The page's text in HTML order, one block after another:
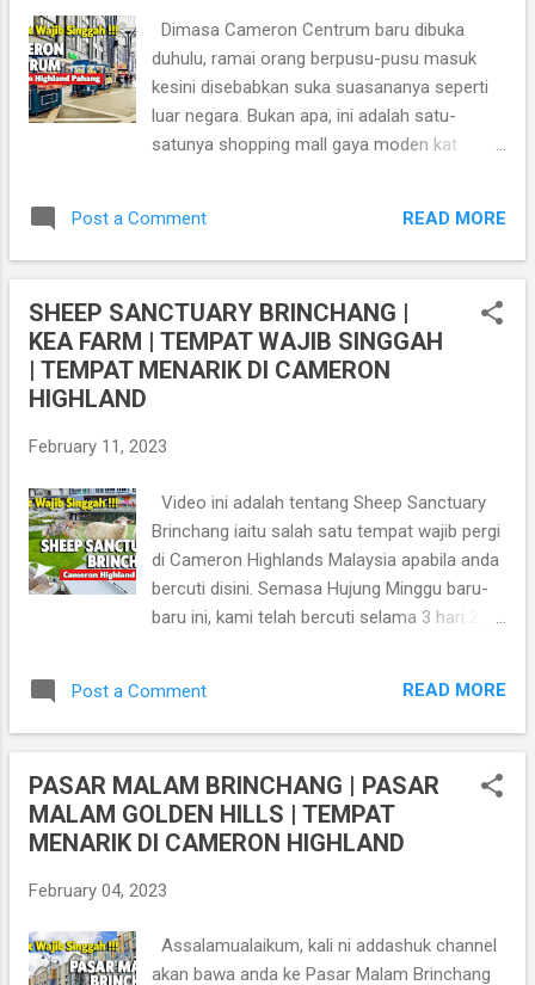
bilik yang sesuai untuk famili. Selalu susah
nak jumpa hotel bajet yang ada family room
kan? Apabila anda datang bercuti di
Cameroh Highland, masalah utama adalah
kepada yang masih belum jumpa hotel yang
Dimasa Cameron Centrum baru dibuka
duhulu, ramai orang berpusu-pusu masuk
kesini disebabkan suka suasananya seperti
luar negara. Bukan apa, ini adalah satu-
satunya shopping mall gaya moden kat
bergambar dengan bunga sahaja. Sekarang
anda boleh mengambil gambar lebih cantik
Anda mungkin boleh terlupa yang anda
berada di Malaysia. Ini shopping mall terbaru
kat Cameron Highlands ini. Dan shopping
ini buka sampai malam hari. Jadi anda boleh
Ramai yang suka ke sini sebab didalamnya
kelihatan seperti bandar moden dan sangat
cantik. Boleh ber OOTD dan bergambar untuk
kenang kenangan. Untuk masuk kesini adalah
percuma. Lokasi Cameron Centrum
https://goo.gl/maps/f2rN2TPVqhdvGRL59
Post a Comment READ MORE
SHEEP SANCTUARY BRINCHANG |
KEA FARM | TEMPAT WAJIB SINGGAH
| TEMPAT MENARIK DI CAMERON
HIGHLAND
February 11, 2023
Video ini adalah tentang Sheep Sanctuary
Brinchang iaitu salah satu tempat wajib pergi
di Cameron Highlands Malaysia apabila anda
bercuti disini. Semasa Hujung Minggu baru-
baru ini, kami telah bercuti selama 3 hari 2
dengan cuaca yang sejuk, lembah teh yang
indah, dan ladang strawberi yang lazat. Walau
ini, kami secara tidak sengaja terjumpa The
Hidden Germ iaitu Sheep Sanctuary. Sheep
Sanctuary ialah salah satu tempat menarik di
tepi pasar Kea Farm yang sibuk. Terdapat
kambing biri-biri kartun di atasnya. Untuk
Post a Comment READ MORE
PASAR MALAM BRINCHANG | PASAR
MALAM GOLDEN HILLS | TEMPAT
MENARIK DI CAMERON HIGHLAND
February 04, 2023
Assalamualaikum, kali ni addashuk channel
akan bawa anda ke Pasar Malam Brinchang